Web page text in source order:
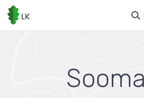
Liigu
edasi
põhisisu